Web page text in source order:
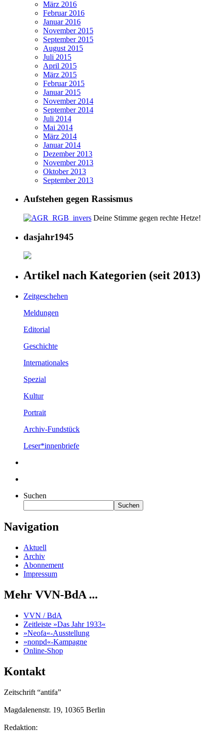
März 2016
Februar 2016
Januar 2016
November 2015
September 2015
August 2015
Juli 2015
April 2015
März 2015
Februar 2015
Januar 2015
November 2014
September 2014
Juli 2014
Mai 2014
März 2014
Januar 2014
Dezember 2013
November 2013
Oktober 2013
September 2013
Aufstehen gegen Rassismus
Deine Stimme gegen rechte Hetze!
dasjahr1945
Artikel nach Kategorien (seit 2013)
Zeitgeschehen
Meldungen
Editorial
Geschichte
Internationales
Spezial
Kultur
Portrait
Archiv-Fundstück
Leser*innenbriefe
Suchen
Suchen
Navigation
Aktuell
Archiv
Abonnement
Impressum
Mehr VVN-BdA ...
VVN / BdA
Zeitleiste »Das Jahr 1933«
»Neofa«-Ausstellung
»nonpd«-Kampagne
Online-Shop
Kontakt
Zeitschrift “antifa”
Magdalenenstr. 19, 10365 Berlin
Redaktion: